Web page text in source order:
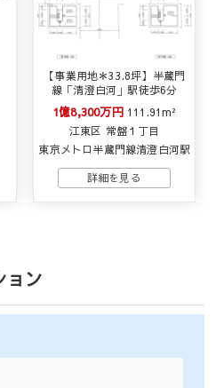
【事業用地＊33.8坪】半蔵門
線「清澄白河」駅徒歩6分
1億8,300万円 111.91m²
江東区 常盤１丁目
東京メトロ半蔵門線清澄白河駅
ョン